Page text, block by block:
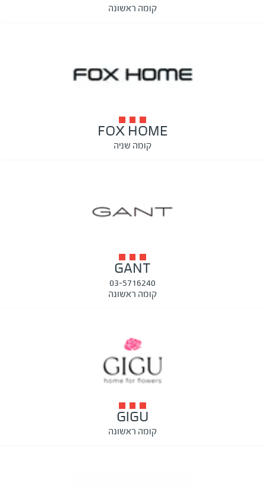
קומה ראשונה
FOX HOME
קומה שניה
GANT
03-5716240
קומה ראשונה
GIGU
קומה ראשונה